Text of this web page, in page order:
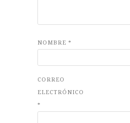
NOMBRE *
CORREO
ELECTRÓNICO
*